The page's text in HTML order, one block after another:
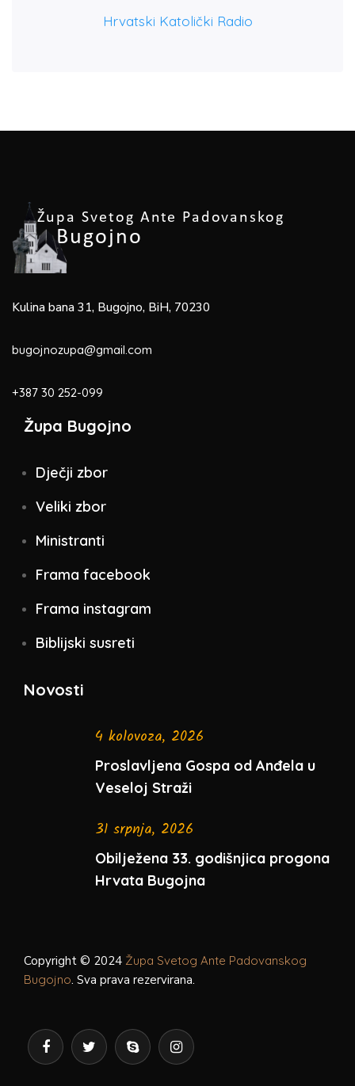
Hrvatski Katolički Radio
Kulina bana 31, Bugojno, BiH, 70230
bugojnozupa@gmail.com
+387 30 252-099
Župa Bugojno
Dječji zbor
Veliki zbor
Ministranti
Frama facebook
Frama instagram
Biblijski susreti
Novosti
4 kolovoza, 2026
Proslavljena Gospa od Anđela u
Veseloj Straži
31 srpnja, 2026
Obilježena 33. godišnjica progona
Hrvata Bugojna
Copyright © 2024 Župa Svetog Ante Padovanskog
Bugojno. Sva prava rezervirana.